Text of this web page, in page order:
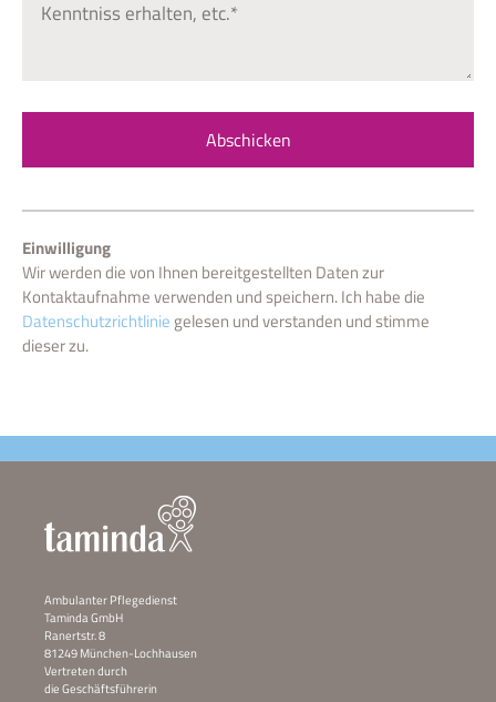
Einwilligung
Wir werden die von Ihnen bereitgestellten Daten zur
Kontaktaufnahme verwenden und speichern. Ich habe die
Datenschutzrichtlinie gelesen und verstanden und stimme
dieser zu.
Ambulanter Pflegedienst
Taminda GmbH
Ranertstr. 8
81249 München-Lochhausen
Vertreten durch
die Geschäftsführerin